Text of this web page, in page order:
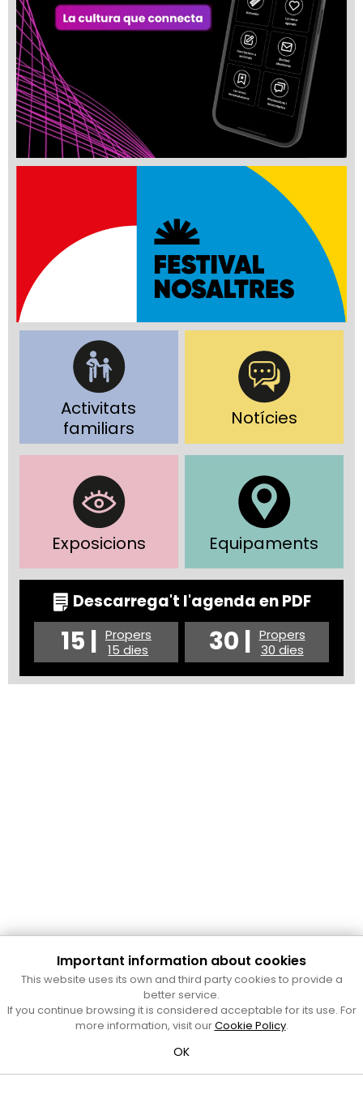
Activitats
familiars
Notícies
Exposicions Equipaments
Descarrega't l'agenda en PDF
15 | Propers
15 dies
30 | Propers
30 dies
Cultura Mataró
Ajuntament de Mataró
C. de Sant Josep, 9 (Mataró, 08302)
Horari d'obertura: dilluns, dimecres i divendres de 10 a 13 h.
al telèfon al 93 758 23 61
Bústia ciutadana
Important information about cookies
This website uses its own and third party cookies to provide a
better service.
If you continue browsing it is considered acceptable for its use. For
more information, visit ourCookie Policy.
OK